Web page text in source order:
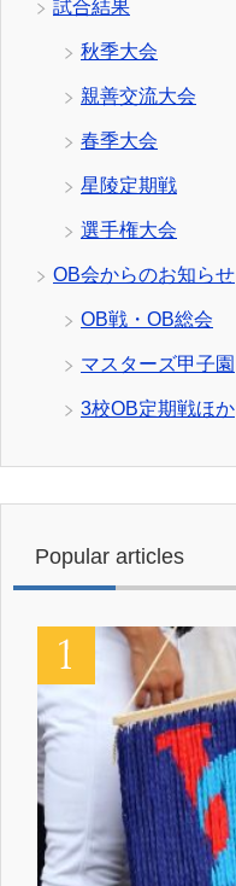
試合結果
秋季大会
親善交流大会
春季大会
星陵定期戦
選手権大会
OB会からのお知らせ
OB戦・OB総会
マスターズ甲子園
3校OB定期戦ほか
Popular articles